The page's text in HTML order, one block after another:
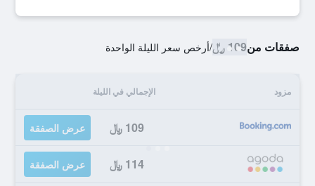
صفقات من109 ﷼ /أرخص سعر الليلة الواحدة
مزود الإجمالي في الليلة
109 ﷼ عرض الصفقة
114 ﷼ عرض الصفقة